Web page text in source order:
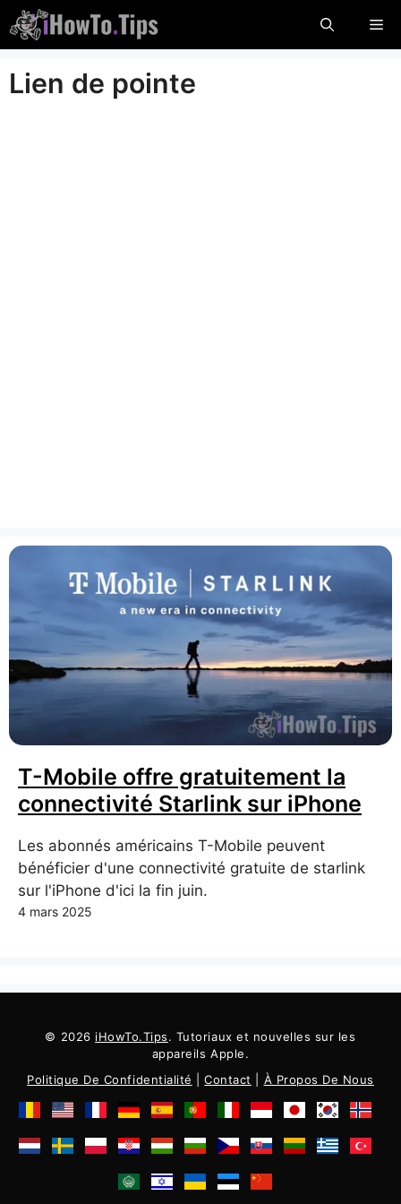
Passer
au
contenu
Lien de pointe
T-Mobile offre gratuitement la
connectivité Starlink sur iPhone
Les abonnés américains T-Mobile peuvent
bénéficier d'une connectivité gratuite de starlink
sur l'iPhone d'ici la fin juin.
4 mars 2025
© 2026 iHowTo.Tips. Tutoriaux et nouvelles sur les
appareils Apple.
Politique De Confidentialité
|Contact À Propos De Nous